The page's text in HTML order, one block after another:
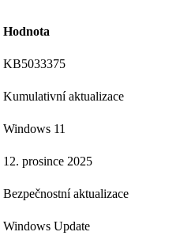
Hodnota
KB5033375
Kumulativní aktualizace
Windows 11
12. prosince 2025
Bezpečnostní aktualizace
Windows Update